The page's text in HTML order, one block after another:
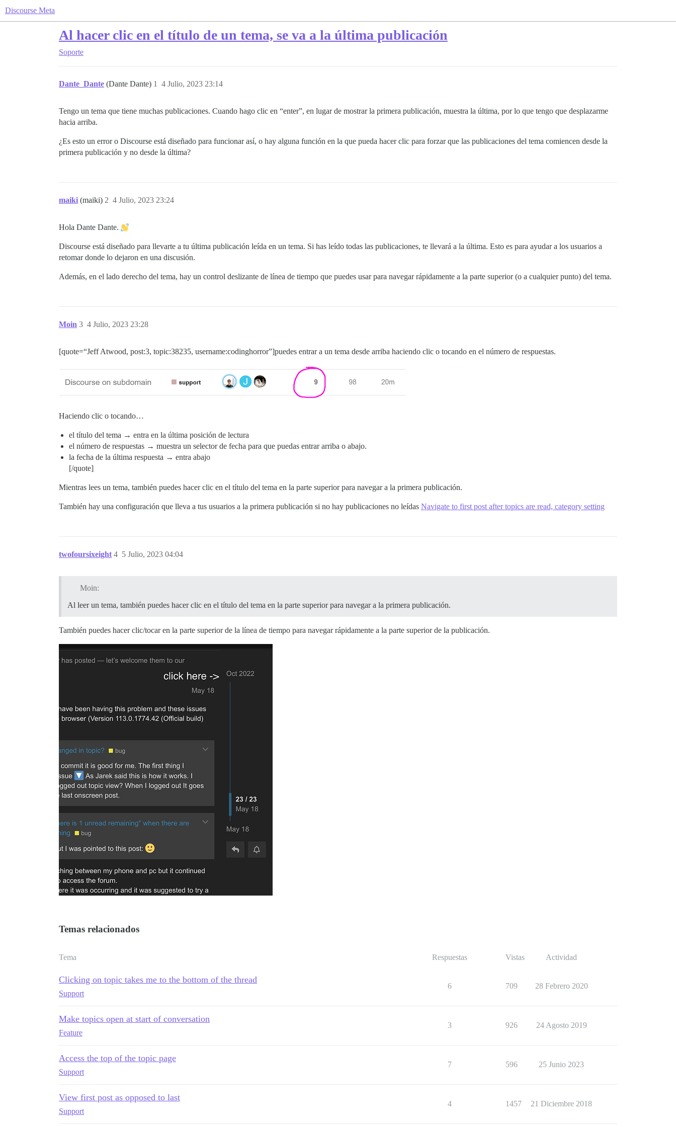
Discourse Meta
Al hacer clic en el título de un tema, se va a la última publicación
Soporte
Dante_Dante (Dante Dante) 4 Julio, 2023 23:14
1
Tengo un tema que tiene muchas publicaciones. Cuando hago clic en “enter”, en lugar de mostrar la primera publicación, muestra la última, por lo que tengo que desplazarme
hacia arriba.
¿Es esto un error o Discourse está diseñado para funcionar así, o hay alguna función en la que pueda hacer clic para forzar que las publicaciones del tema comiencen desde la
primera publicación y no desde la última?
maiki (maiki) 4 Julio, 2023 23:24
2
Hola Dante Dante.
Discourse está diseñado para llevarte a tu última publicación leída en un tema. Si has leído todas las publicaciones, te llevará a la última. Esto es para ayudar a los usuarios a
retomar donde lo dejaron en una discusión.
Además, en el lado derecho del tema, hay un control deslizante de línea de tiempo que puedes usar para navegar rápidamente a la parte superior (o a cualquier punto) del tema.
Moin 4 Julio, 2023 23:28
3
[quote=“Jeff Atwood, post:3, topic:38235, username:codinghorror”]puedes entrar a un tema desde arriba haciendo clic o tocando en el número de respuestas.
Haciendo clic o tocando…
el título del tema → entra en la última posición de lectura
el número de respuestas → muestra un selector de fecha para que puedas entrar arriba o abajo.
la fecha de la última respuesta → entra abajo
[/quote]
Mientras lees un tema, también puedes hacer clic en el título del tema en la parte superior para navegar a la primera publicación.
También hay una configuración que lleva a tus usuarios a la primera publicación si no hay publicaciones no leídas Navigate to first post after topics are read, category setting
twofoursixeight 5 Julio, 2023 04:04
4
Moin:
Al leer un tema, también puedes hacer clic en el título del tema en la parte superior para navegar a la primera publicación.
También puedes hacer clic/tocar en la parte superior de la línea de tiempo para navegar rápidamente a la parte superior de la publicación.
Temas relacionados
Tema Respuestas Vistas Actividad
Clicking on topic takes me to the bottom of the thread
Support
6 709 28 Febrero 2020
Make topics open at start of conversation
Feature
3 926 24 Agosto 2019
Access the top of the topic page
Support
7 596 25 Junio 2023
View first post as opposed to last
Support
4 1457 21 Diciembre 2018